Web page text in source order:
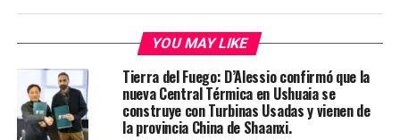
YOU MAY LIKE
Tierra del Fuego: D’Alessio confirmó que la
nueva Central Térmica en Ushuaia se
construye con Turbinas Usadas y vienen de
la provincia China de Shaanxi.